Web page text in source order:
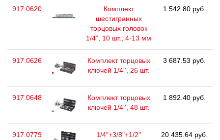
917.0620
Комплект
шестигранных
торцовых головок
1/4“, 10 шт., 4-13 мм
1 542.80 руб.
917.0626
Комплект торцовых
ключей 1/4'', 26 шт.
3 687.53 руб.
917.0648
Комплект торцовых
ключей 1/4'', 48 шт.
1 892.40 руб.
917.0779
1/4"+3/8"+1/2"
20 435.64 руб.